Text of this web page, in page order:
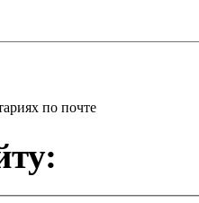
по почте